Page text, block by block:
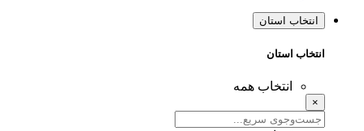
استان
استان
انتخاب همه